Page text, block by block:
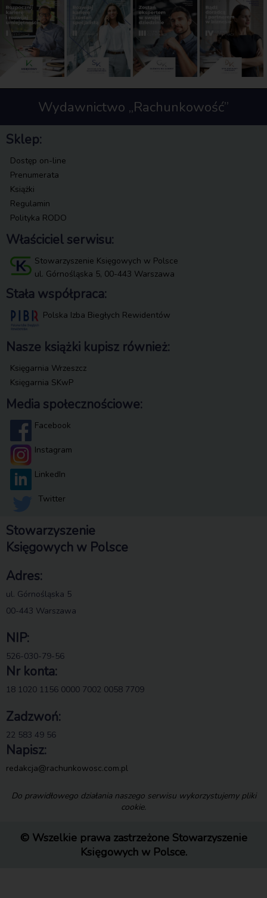
Wydawnictwo „Rachunkowość”
Sklep:
Dostęp on-line
Prenumerata
Książki
Regulamin
Polityka RODO
Właściciel serwisu:
Stowarzyszenie Księgowych w Polsce
ul. Górnośląska 5, 00-443 Warszawa
Stała współpraca:
Polska Izba Biegłych Rewidentów
Nasze książki kupisz również:
Księgarnia Wrzeszcz
Księgarnia SKwP
Media społecznościowe:
Facebook
Instagram
LinkedIn
Twitter
Stowarzyszenie
Księgowych w Polsce
Adres:
ul. Górnośląska 5
00-443 Warszawa
NIP:
526-030-79-56
Nr konta:
18 1020 1156 0000 7002 0058 7709
Zadzwoń:
22 583 49 56
Napisz:
redakcja@rachunkowosc.com.pl
Do prawidłowego działania naszego serwisu wykorzystujemy pliki
cookie.
© Wszelkie prawa zastrzeżone Stowarzyszenie
Księgowych w Polsce.